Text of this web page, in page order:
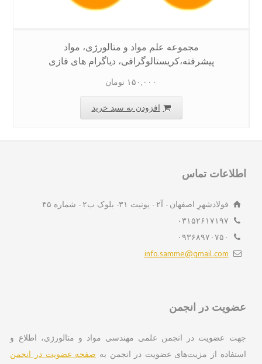
مجموعه علم مواد و متالورژی، مواد
پیشرفته،کریستالوگرافی، دیاگرام های فازی
۱۵۰,۰۰۰ تومان
افزودن به سبد خرید
تماس
فولادشهرِ اصفهان - آ۲ - یونیت ۳۱- بلوک ب۲ - شماره ۴۵
۰۳۱۵۲۶۱۷۱۹۷
۰۹۳۶۸۹۷۰۷۵۰
info.samme@gmail.com
در انجمن
عضویت در انجمن علمی مهندسی مواد و متالورژی، اطلاع و
از مزیت‌های عضویت در انجمن بهصفحه عضویت در انجمن